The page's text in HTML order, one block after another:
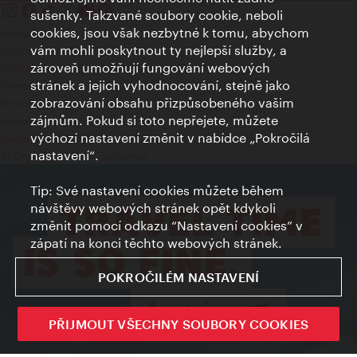
Kontakty
Credits
Prohlášení o ochraně osobních údajů
Terms of Use
Přístupnost
Kontakt pro tisk
Nastavení cookies
© Copyright Wien Tourismus
sušenky. Takzvané soubory cookie, neboli
cookies, jsou však nezbytné k tomu, abychom
vám mohli poskytnout ty nejlepší služby, a
zároveň umožňují fungování webových
stránek a jejich vyhodnocování, stejně jako
zobrazování obsahu přizpůsobeného vašim
zájmům. Pokud si toto nepřejete, můžete
výchozí nastavení změnit v nabídce „Pokročilá
nastavení“.
Tip: Své nastavení cookies můžete během
návštěvy webových stránek opět kdykoli
změnit pomocí odkazu “Nastavení cookies” v
zápatí na konci těchto webových stránek.
POKROČILÉM NASTAVENÍ
PŘIJMOUT VŠECHNY SOUBORY COOKIES